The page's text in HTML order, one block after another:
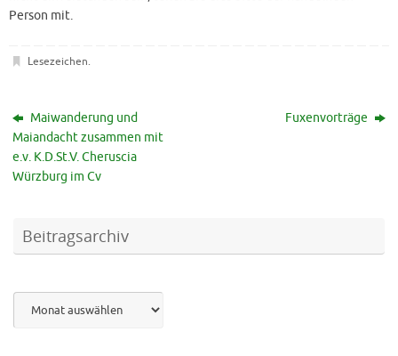
Person mit.
Lesezeichen.
Maiwanderung und
Maiandacht zusammen mit
e.v. K.D.St.V. Cheruscia
Würzburg im Cv
Fuxenvorträge
Beitragsarchiv